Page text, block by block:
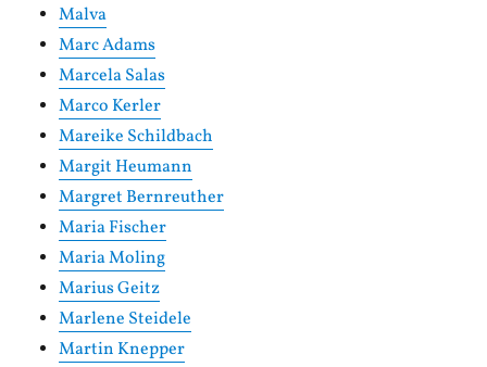
Malva
Marc Adams
Marcela Salas
Marco Kerler
Mareike Schildbach
Margit Heumann
Margret Bernreuther
Maria Fischer
Maria Moling
Marius Geitz
Marlene Steidele
Martin Knepper